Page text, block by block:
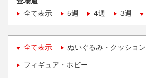
全て表示
5週 4週 3週
全て表示 ぬいぐるみ・クッション
フィギュア・ホビー